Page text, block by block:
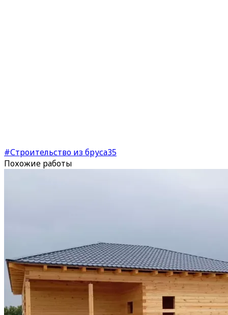
#Строительство из бруса35
Похожие работы